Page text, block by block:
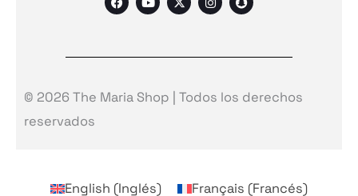
a
o
o
b
-
t
r
n
g
m
n
h
© 2026 The Maria Shop | Todos los derechos
reservados
English (Inglés) Français (Francés)